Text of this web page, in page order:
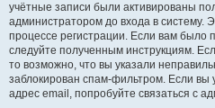
учётные записи были активированы
администратором до входа в систему.
процессе регистрации. Если вам было
следуйте полученным инструкциям.
то возможно, что вы указали
заблокирован спам-фильтром. Если вы
адрес email, попробуйте связаться с